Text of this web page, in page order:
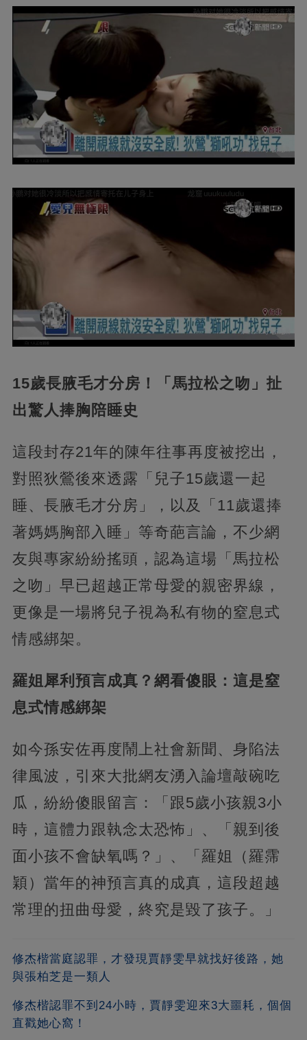
15歲長腋毛才分房！「馬拉松之吻」扯
出驚人捧胸陪睡史
這段封存21年的陳年往事再度被挖出，
對照狄鶯後來透露「兒子15歲還一起
睡、長腋毛才分房」，以及「11歲還捧
著媽媽胸部入睡」等奇葩言論，不少網
友與專家紛紛搖頭，認為這場「馬拉松
之吻」早已超越正常母愛的親密界線，
更像是一場將兒子視為私有物的窒息式
情感綁架。
羅姐犀利預言成真？網看傻眼：這是窒
息式情感綁架
如今孫安佐再度鬧上社會新聞、身陷法
律風波，引來大批網友湧入論壇敲碗吃
瓜，紛紛傻眼留言：「跟5歲小孩親3小
時，這體力跟執念太恐怖」、「親到後
面小孩不會缺氧嗎？」、「羅姐（羅霈
穎）當年的神預言真的成真，這段超越
常理的扭曲母愛，終究是毀了孩子。」
修杰楷當庭認罪，才發現賈靜雯早就找好後路，她
與張柏芝是一類人
修杰楷認罪不到24小時，賈靜雯迎來3大噩耗，個個
直戳她心窩！